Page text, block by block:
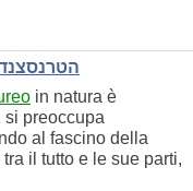
in natura è
si preoccupa
al fascino della
il tutto e le sue parti,